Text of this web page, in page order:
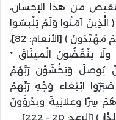
من هذا الإحسان،
عز وجل: ﴿ الَّذِينَ آمَنُوا وَلَمْ يَلْبِسُوا
إِيمَانَهُمْ بِظُلْمٍ أُولَئِكَ لَهُمُ الْأَمْنُ وَهُمْ مُهْتَدُونَ ﴾ [الأنعام: 82]،
وَلَا يَنْقُضُونَ الْمِيثَاقَ *
يُوصَلَ وَيَخْشَوْنَ رَبَّهُمْ
ابْتِغَاءَ وَجْهِ رَبِّهِمْ
سِرًّا وَعَلَانِيَةً وَيَدْرَؤُونَ
20 – 222].